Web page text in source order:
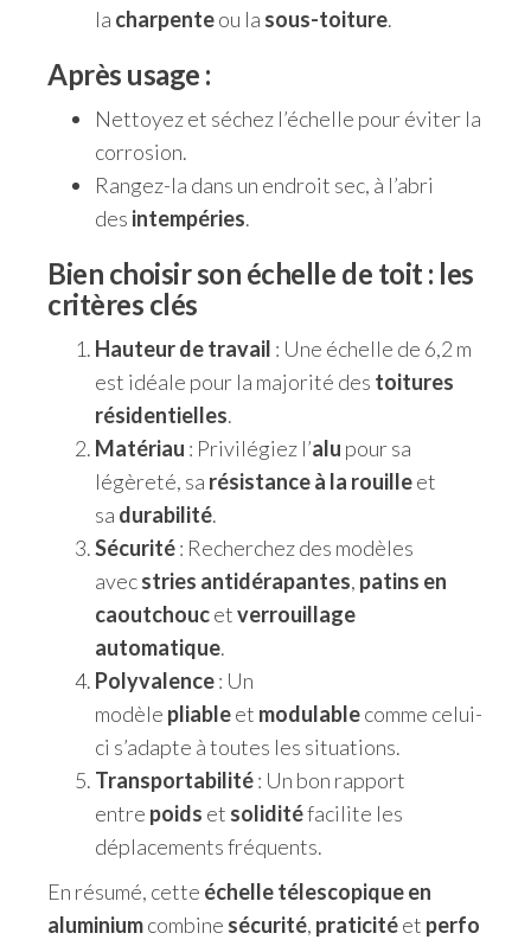
la charpenteou la sous-toiture.
Après usage :
Nettoyez et séchez l’échelle pour éviter la
corrosion.
Rangez-la dans un endroit sec, à l’abri
des intempéries.
Bien choisir son échelle de toit : les
critères clés
Hauteur de travail : Une échelle de 6,2 m
est idéale pour la majorité des toitures
résidentielles.
Matériau : Privilégiez l’alu pour sa
légèreté, sa résistance à la rouilleet
sa durabilité.
Sécurité: Recherchez des modèles
avecstries antidérapantes, patins en
caoutchoucetverrouillage
automatique.
Polyvalence: Un
modèle pliableet modulablecomme celui-
ci s’adapte à toutes les situations.
Transportabilité: Un bon rapport
entre poids et soliditéfacilite les
déplacements fréquents.
En résumé, cette échelle télescopique en
aluminiumcombine sécurité, praticitéet perfo